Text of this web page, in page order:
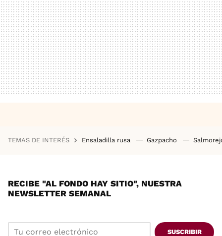
TEMAS DE INTERÉS Ensaladilla rusa Gazpacho
RECIBE "AL FONDO HAY SITIO", NUESTRA
NEWSLETTER SEMANAL
SUSCRIBIR